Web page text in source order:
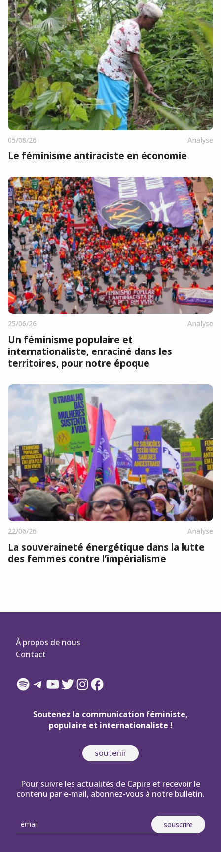
05/08/26 Analyse
Le féminisme antiraciste en économie
25/06/26 Analyse
Un féminisme populaire et
internationaliste, enraciné dans les
territoires, pour notre époque
22/06/26 Analyse
La souveraineté énergétique dans la lutte
des femmes contre l’impérialisme
À propos de nous
Contact
Spotify
Telegram
YouTube
Twitter
Instagram
Facebook
Soutenez la communication féministe,
populaire et internationaliste !
soutenir
Pour suivre les actualités de Capire et recevoir le
contenu par e-mail, abonnez-vous à notre bulletin.